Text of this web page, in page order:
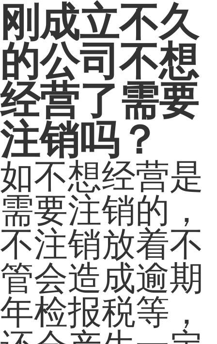
刚成立不久
的公司不想
经营了需要
注销吗？
如不想经营是
需要注销的，
不注销放着不
管会造成逾期
年检报税等，